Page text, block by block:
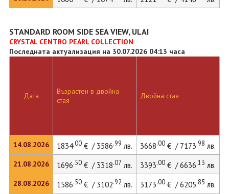
STANDARD ROOM SIDE SEA VIEW, ULAI
CRYSTAL CENTRO PEARL COLLECTION
Последната актуализация на 30.07.2026 04:13 часа
Дата
14.08.2026
21.08.2026
28.08.2026
Възрастен в двойна
стая
Двойна стая
1834.00€ / 3586.99 лв. 3668.00€ / 7173.98 лв.
1696.50€ / 3318.07 лв. 3393.00€ / 6636.13 лв.
1586.50€ / 3102.92 лв. 3173.00€ / 6205.85 лв.